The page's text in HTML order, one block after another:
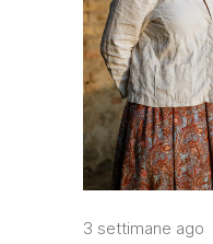
3 settimane ago